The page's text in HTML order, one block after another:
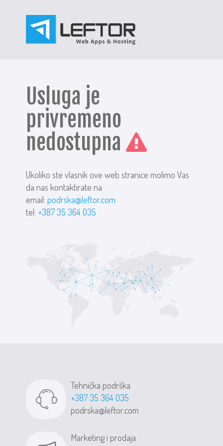
Usluga je
privremeno
nedostupna
Ukoliko ste vlasnik ove web stranice molimo Vas
da nas kontaktirate na
email:podrska@leftor.com
tel: +387 35 364 035
Tehnička podrška
+387 35 364 035
podrska@leftor.com
Marketing i prodaja